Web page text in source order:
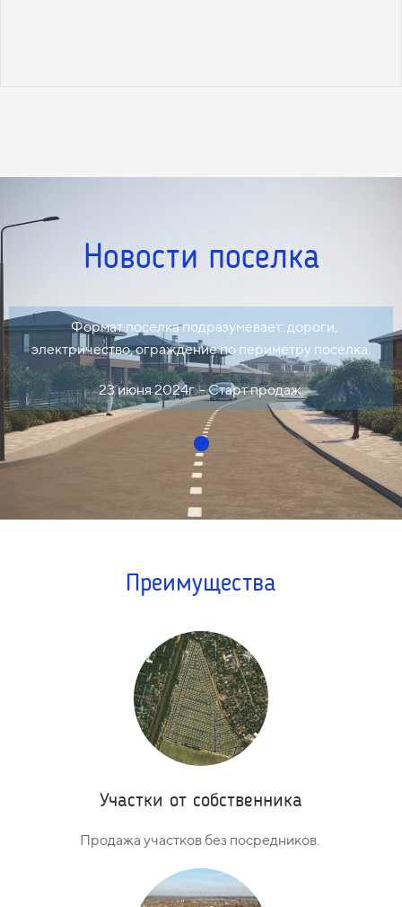
Новости поселка
Формат поселка подразумевает: дороги,
электричество, ограждение по периметру поселка.
23 июня 2024г. - Старт продаж
Преимущества
Участки от собственника
Продажа участков без посредников.